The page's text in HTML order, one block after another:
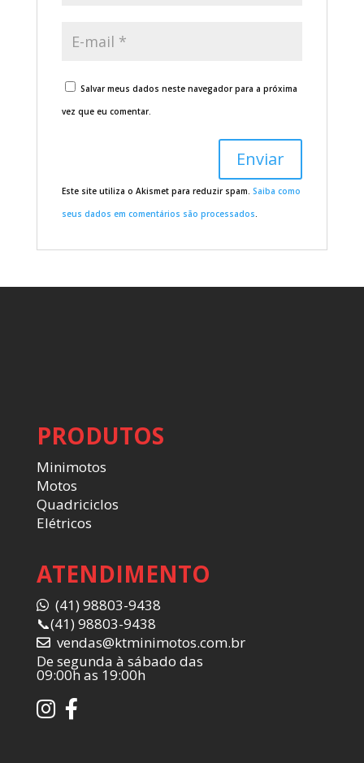
Salvar meus dados neste navegador para a próxima
vez que eu comentar.
Este site utiliza o Akismet para reduzir spam. Saiba como
seus dados em comentários são processados.
PRODUTOS
Minimotos
Motos
Quadriciclos
Elétricos
ATENDIMENTO
(41) 98803-9438
📞(41) 98803-9438
vendas@ktminimotos.com.br
De segunda à sábado das
09:00h as 19:00h